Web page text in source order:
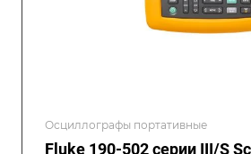
Осциллографы портативные
Fluke 190-502 серии III/S